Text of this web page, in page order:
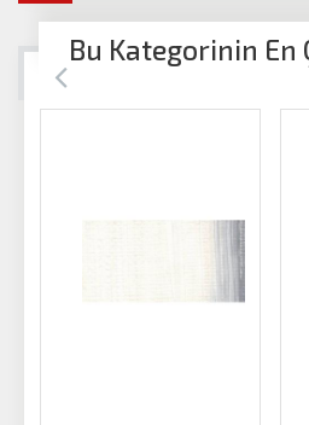
Bu Kategorinin En